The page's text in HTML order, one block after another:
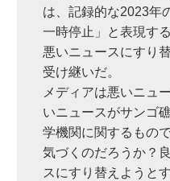
は、記録的な2023年
一時停止」と表現す
悪いニュースにすり
受け継いだ。
メディアは悪いニュ
いニュースがサンゴ
学機関に関するもの
気づくのだろうか？
スにすり替えようと